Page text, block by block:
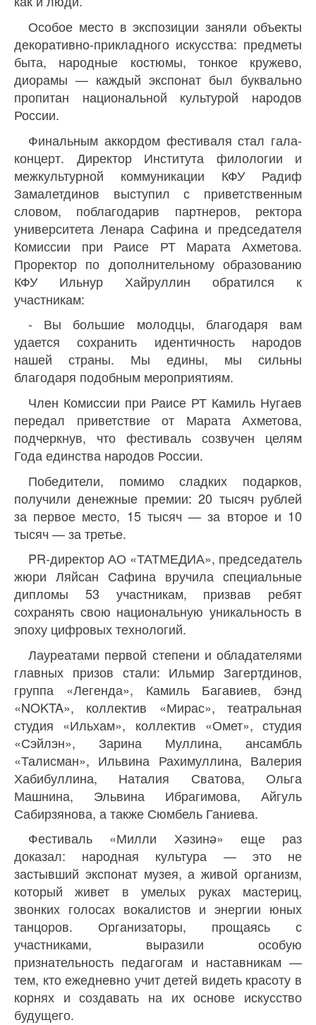
Особое место в экспозиции заняли объекты
декоративно-прикладного искусства: предметы
быта, народные костюмы, тонкое кружево,
диорамы — каждый экспонат был буквально
пропитан национальной культурой народов
России.
Финальным аккордом фестиваля стал гала-
концерт. Директор Института филологии и
межкультурной коммуникации КФУ Радиф
Замалетдинов выступил с приветственным
словом, поблагодарив партнеров, ректора
университета Ленара Сафина и председателя
Комиссии при Раисе РТ Марата Ахметова.
Проректор по дополнительному образованию
КФУ Ильнур Хайруллин обратился к
участникам:
- Вы большие молодцы, благодаря вам
удается сохранить идентичность народов
нашей страны. Мы едины, мы сильны
благодаря подобным мероприятиям.
Член Комиссии при Раисе РТ Камиль Нугаев
передал приветствие от Марата Ахметова,
подчеркнув, что фестиваль созвучен целям
Года единства народов России.
Победители, помимо сладких подарков,
получили денежные премии: 20 тысяч рублей
за первое место, 15 тысяч — за второе и 10
тысяч — за третье.
PR-директор АО «ТАТМЕДИА», председатель
жюри Ляйсан Сафина вручила специальные
дипломы 53 участникам, призвав ребят
сохранять свою национальную уникальность в
эпоху цифровых технологий.
Лауреатами первой степени и обладателями
главных призов стали: Ильмир Загертдинов,
группа «Легенда», Камиль Багавиев, бэнд
«NOKTA», коллектив «Мирас», театральная
студия «Ильхам», коллектив «Омет», студия
«Сэйлэн», Зарина Муллина, ансамбль
«Талисман», Ильвина Рахимуллина, Валерия
Хабибуллина, Наталия Сватова, Ольга
Машнина, Эльвина Ибрагимова, Айгуль
Сабирзянова, а также Сюмбель Ганиева.
Фестиваль «Милли Хәзинә» еще раз
доказал: народная культура — это не
застывший экспонат музея, а живой организм,
который живет в умелых руках мастериц,
звонких голосах вокалистов и энергии юных
танцоров. Организаторы, прощаясь с
участниками, выразили особую
признательность педагогам и наставникам —
тем, кто ежедневно учит детей видеть красоту в
корнях и создавать на их основе искусство
будущего.